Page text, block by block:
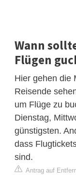
Wann
Flügen
Hier gehen die
Reisende
um Flüge zu
Dienstag,
günstigsten.
dass
sind.
Antrag auf